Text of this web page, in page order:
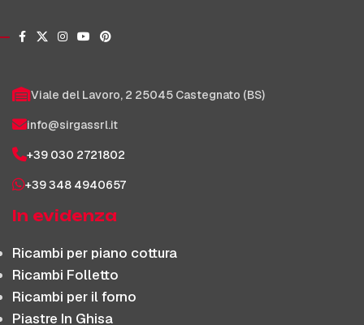
Viale del Lavoro, 2 25045 Castegnato (BS)
info@sirgassrl.it
+39 030 2721802
+39 348 4940657
In evidenza
Ricambi per piano cottura
Ricambi Folletto
Ricambi per il forno
Piastre In Ghisa